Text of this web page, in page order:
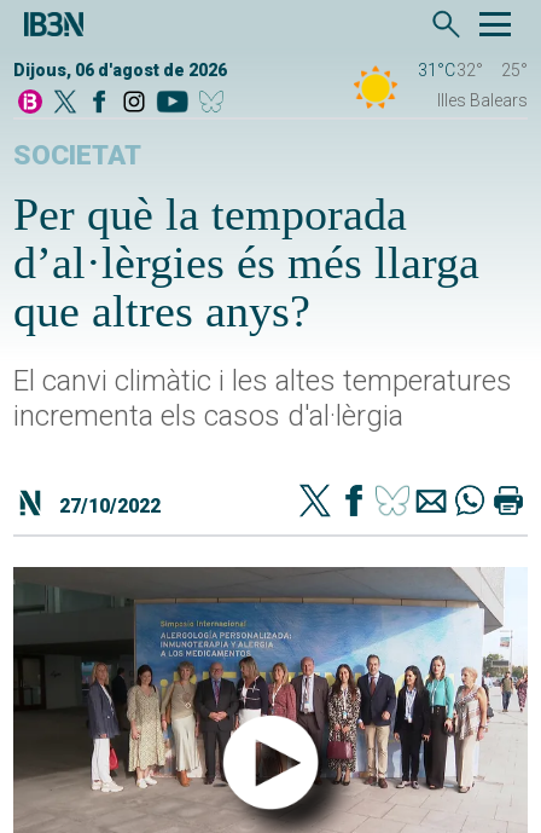
Dijous, 06 d'agost de 2026 31°C32°
25°
Illes Balears
SOCIETAT
Per què la temporada
d’al·lèrgies és més llarga
que altres anys?
El canvi climàtic i les altes temperatures
incrementa els casos d'al·lèrgia
27/10/2022